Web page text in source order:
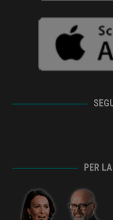
PER